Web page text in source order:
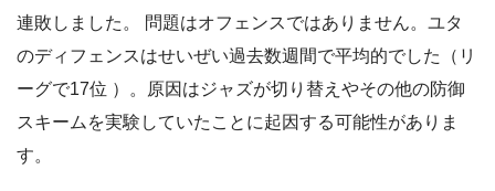
連敗しました。 問題はオフェンスではありません。ユタ
のディフェンスはせいぜい過去数週間で平均的でした（リ
ーグで17位 ）。原因はジャズが切り替えやその他の防御
スキームを実験していたことに起因する可能性がありま
す。